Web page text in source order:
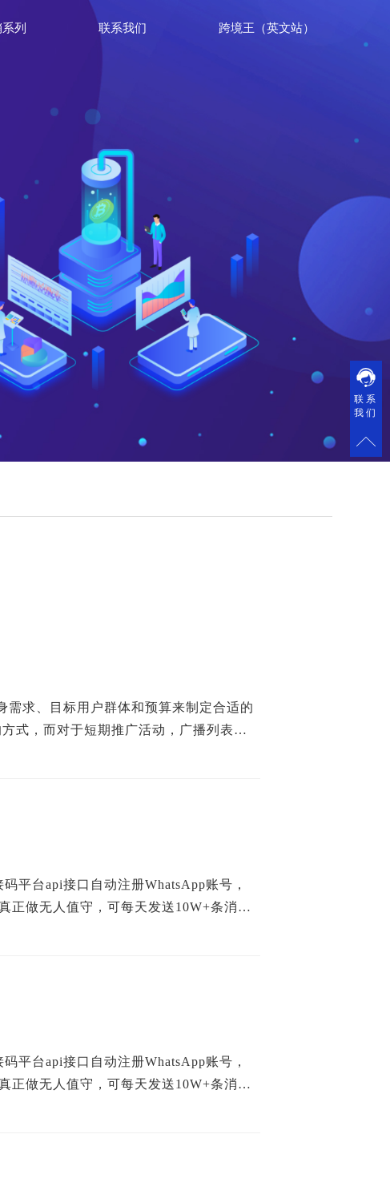
列 联系我们 跨境王（英文站）
需求、目标用户群体和预算来制定合适的
式，而对于短期推广活动，广播列表和
平台api接口自动注册WhatsApp账号，
正做无人值守，可每天发送10W+条消
平台api接口自动注册WhatsApp账号，
正做无人值守，可每天发送10W+条消
联系
我们